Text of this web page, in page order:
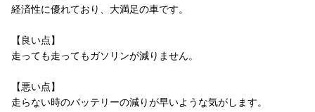
経済性に優れており、大満足の車です。
【良い点】
走っても走ってもガソリンが減りません。
【悪い点】
走らない時のバッテリーの減りが早いような気がします。